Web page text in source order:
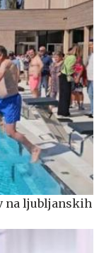
na ljubljanskih